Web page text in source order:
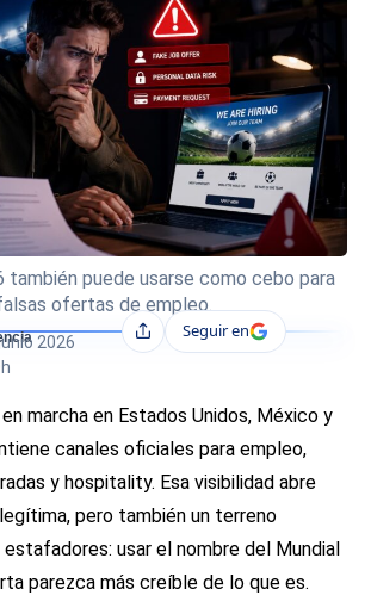
también puede usarse como cebo para
ofertas de empleo.
2026
CompartirSeguir en
marcha en Estados Unidos, México y
canales oficiales para empleo,
y hospitality. Esa visibilidad abre
pero también un terreno
usar el nombre del Mundial
parezca más creíble de lo que es.